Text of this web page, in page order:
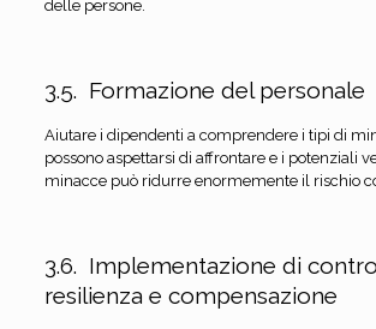
delle persone.
3.5. Formazione del personale
Aiutare i dipendenti a comprendere i tipi di
possono aspettarsi di affrontare e i potenziali
minacce può ridurre enormemente il rischio
3.6. Implementazione di
resilienza e compensazione